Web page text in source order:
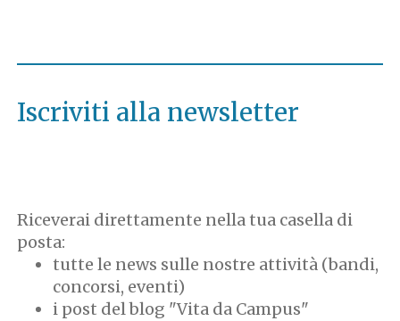
Iscriviti alla newsletter
Riceverai direttamente nella tua casella di
posta:
tutte le news sulle nostre attività (bandi,
concorsi, eventi)
i post del blog "Vita da Campus"